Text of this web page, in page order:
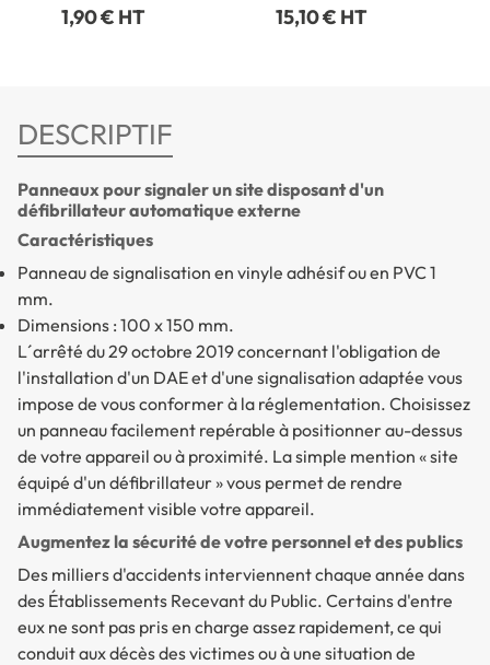
1,90 € HT 15,10 € HT
DESCRIPTIF
Panneaux pour signaler un site disposant d'un
défibrillateur automatique externe
Caractéristiques
Panneau de signalisation en vinyle adhésif ou en PVC 1
mm.
Dimensions : 100 x 150 mm.
L´arrêté du 29 octobre 2019 concernant l'obligation de
l'installation d'un DAE et d'une signalisation adaptée vous
impose de vous conformer à la réglementation. Choisissez
un panneau facilement repérable à positionner au-dessus
de votre appareil ou à proximité. La simple mention «site
équipé d'un défibrillateur » vous permet de rendre
immédiatement visible votre appareil.
Augmentez la sécurité de votre personnel et des publics
Des milliers d'accidents interviennent chaque année dans
des Établissements Recevant du Public. Certains d'entre
eux ne sont pas pris en charge assez rapidement, ce qui
conduit aux décès des victimes ou à une situation de